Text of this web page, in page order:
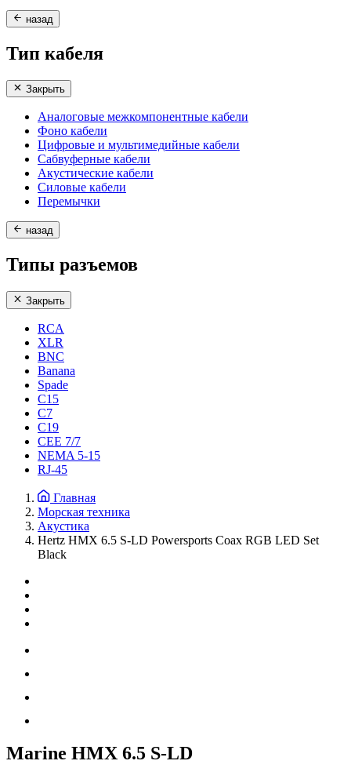
назад
Тип кабеля
Закрыть
Аналоговые межкомпонентные кабели
Фоно кабели
Цифровые и мультимедийные кабели
Сабвуферные кабели
Акустические кабели
Силовые кабели
Перемычки
назад
Типы разъемов
Закрыть
RCA
XLR
BNC
Banana
Spade
C15
С7
C19
CEE 7/7
NEMA 5-15
RJ-45
Главная
Морская техника
Акустика
Hertz HMX 6.5 S-LD Powersports Coax RGB LED Set
Black
Marine HMX 6.5 S-LD